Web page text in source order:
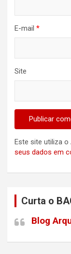
E-mail *
Site
Este site utiliza o
seus dados em
Curta o
Blog